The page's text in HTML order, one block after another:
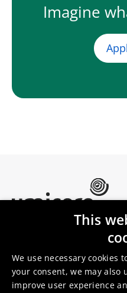
Imagine
Umicore Homepage
Join us
This
We use necessary cookies
your consent, we may also
improve user experience